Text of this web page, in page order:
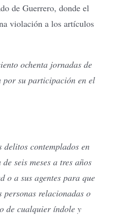
de Guerrero, donde el
violación a los artículos
ochenta jornadas de
por su participación en el
contemplados en
seis meses a tres años
o a sus agentes para que
relacionadas o
de cualquier índole y